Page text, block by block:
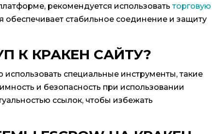
рекомендуется использоватьторговую
обеспечивает стабильное соединение и защиту
К КРАКЕН САЙТУ?
специальные инструменты, такие
и безопасность при использовании
ссылок, чтобы избежать